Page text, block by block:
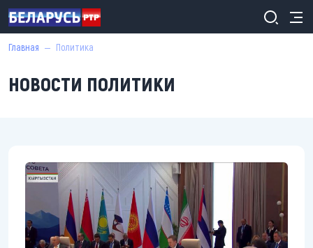
Перейти к основному содержанию
СТРОКА НАВИГАЦИИ
Главная Политика
НОВОСТИ ПОЛИТИКИ